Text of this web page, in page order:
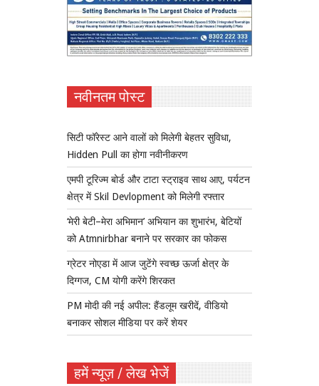
नवीनतम पोस्ट
सिटी फॉरेस्ट आने वालों को मिलेगी बेहतर सुविधा,
Hidden Pull का होगा नवीनीकरण
एमपी टूरिज्म बोर्ड और टाटा स्ट्राइव साथ आए, पर्यटन
क्षेत्र में Skil Devlopment को मिलेगी रफ्तार
‘मेरी बेटी–मेरा अभिमान’ अभियान का शुभारंभ, बेटियों
को Atmnirbhar बनाने पर सरकार का फोकस
ग्रेटर नोएडा में आज जुटेंगे स्वच्छ ऊर्जा क्षेत्र के
दिग्गज, CM योगी करेंगे शिरकत
PM मोदी की नई अपील: हैंडलूम खरीदें, वीडियो
बनाकर सोशल मीडिया पर करें शेयर
हमें न्यूज़ / लेख भेजें